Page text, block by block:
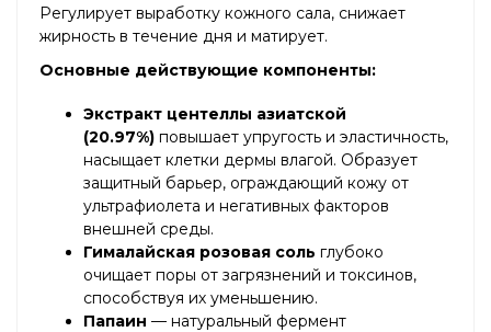
Регулирует выработку кожного сала, снижает
жирность в течение дня и матирует.
Основные действующие компоненты:
Экстракт центеллы азиатской
(20.97%) повышает упругость и эластичность,
насыщает клетки дермы влагой. Образует
защитный барьер, ограждающий кожу от
ультрафиолета и негативных факторов
внешней среды.
Гималайская розовая соль глубоко
очищает поры от загрязнений и токсинов,
способствуя их уменьшению.
Папаин — натуральный фермент